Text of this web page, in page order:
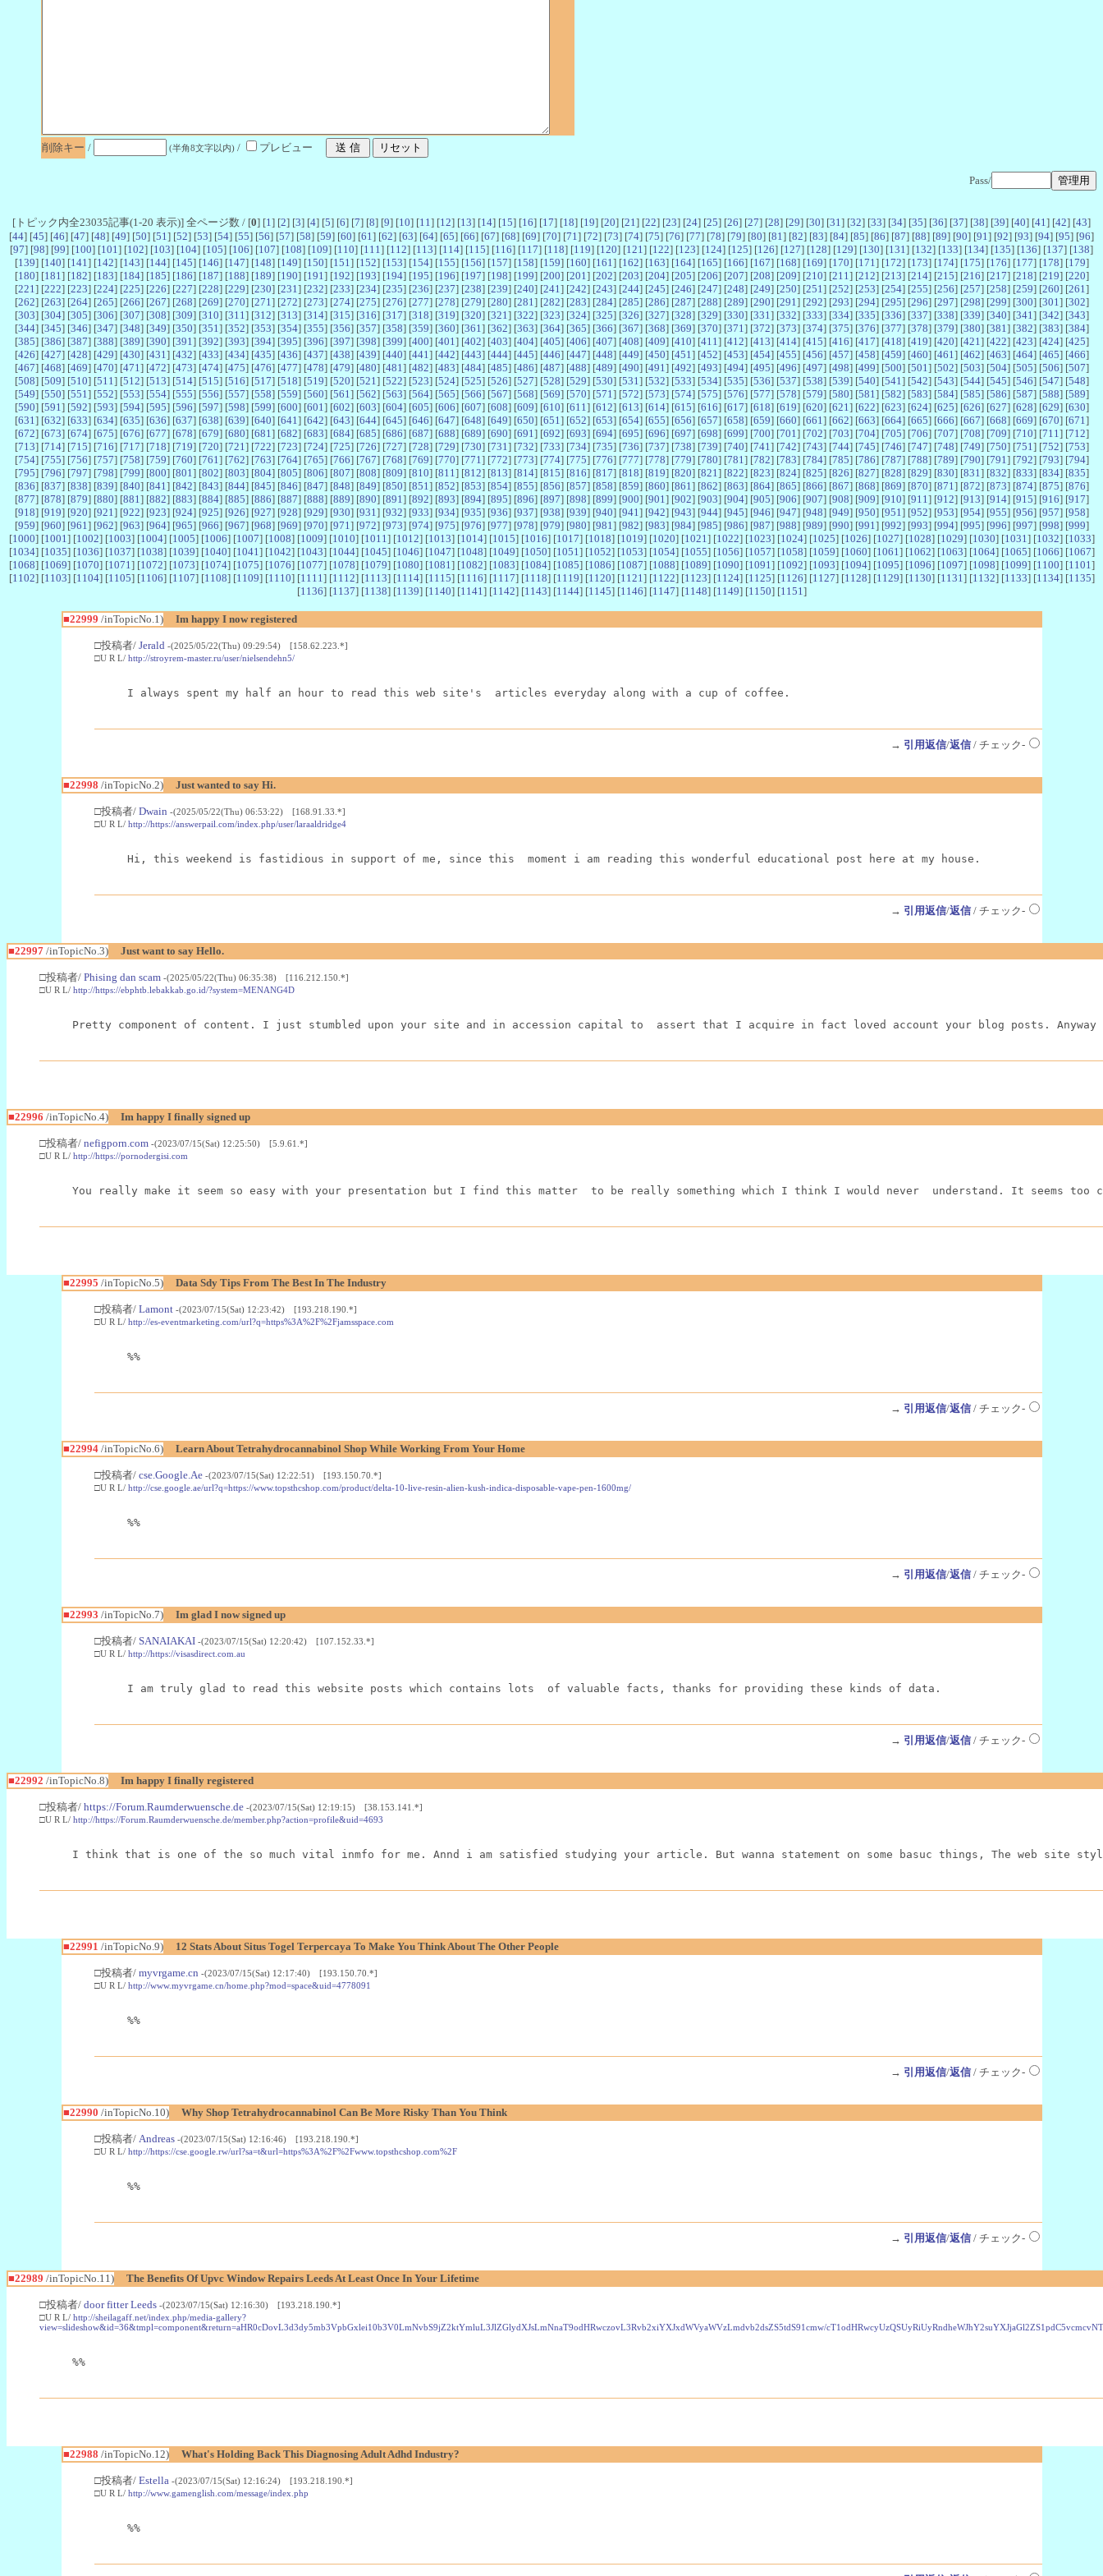
削除キー / (半角8文字以内) / プレビュー
Pass/
[トピック内全23035記事(1-20 表示)] 全ページ数 / [0] [1 ] [2] [3] [4] [5] [6] [7] [8] [9] [10] [11 ] [12] [13] [14] [15] [16] [17] [18] [19] [20] [21 ] [22] [23] [24] [25] [26] [27] [28] [29] [30] [31 ] [32] [33] [34] [35] [36] [37] [38] [39] [40] [41 ] [42] [43]
[44] [45] [46] [47] [48] [49] [50] [51 ] [52] [53] [54] [55] [56] [57] [58] [59] [60] [61 ] [62] [63] [64] [65] [66] [67] [68] [69] [70] [71 ] [72] [73] [74] [75] [76] [77] [78] [79] [80] [81 ] [82] [83] [84] [85] [86] [87] [88] [89] [90] [91 ] [92] [93] [94] [95] [96]
[97] [98] [99] [100] [101 ] [102] [103] [104] [105] [106] [107] [108] [109] [110] [111 ] [112] [113] [114] [115] [116] [117] [118] [119] [120] [121 ] [122] [123] [124] [125] [126] [127] [128] [129] [130] [131 ] [132] [133] [134] [135] [136] [137] [138]
[139] [140] [141 ] [142] [143] [144] [145] [146] [147] [148] [149] [150] [151 ] [152] [153] [154] [155] [156] [157] [158] [159] [160] [161 ] [162] [163] [164] [165] [166] [167] [168] [169] [170] [171 ] [172] [173] [174] [175] [176] [177] [178] [179]
[180] [181 ] [182] [183] [184] [185] [186] [187] [188] [189] [190] [191 ] [192] [193] [194] [195] [196] [197] [198] [199] [200] [201 ] [202] [203] [204] [205] [206] [207] [208] [209] [210] [211 ] [212] [213] [214] [215] [216] [217] [218] [219] [220]
[221 ] [222] [223] [224] [225] [226] [227] [228] [229] [230] [231 ] [232] [233] [234] [235] [236] [237] [238] [239] [240] [241 ] [242] [243] [244] [245] [246] [247] [248] [249] [250] [251 ] [252] [253] [254] [255] [256] [257] [258] [259] [260] [261 ]
[262] [263] [264] [265] [266] [267] [268] [269] [270] [271 ] [272] [273] [274] [275] [276] [277] [278] [279] [280] [281 ] [282] [283] [284] [285] [286] [287] [288] [289] [290] [291 ] [292] [293] [294] [295] [296] [297] [298] [299] [300] [301 ] [302]
[303] [304] [305] [306] [307] [308] [309] [310] [311 ] [312] [313] [314] [315] [316] [317] [318] [319] [320] [321 ] [322] [323] [324] [325] [326] [327] [328] [329] [330] [331 ] [332] [333] [334] [335] [336] [337] [338] [339] [340] [341 ] [342] [343]
[344] [345] [346] [347] [348] [349] [350] [351 ] [352] [353] [354] [355] [356] [357] [358] [359] [360] [361 ] [362] [363] [364] [365] [366] [367] [368] [369] [370] [371 ] [372] [373] [374] [375] [376] [377] [378] [379] [380] [381 ] [382] [383] [384]
[385] [386] [387] [388] [389] [390] [391 ] [392] [393] [394] [395] [396] [397] [398] [399] [400] [401 ] [402] [403] [404] [405] [406] [407] [408] [409] [410] [411 ] [412] [413] [414] [415] [416] [417] [418] [419] [420] [421 ] [422] [423] [424] [425]
[426] [427] [428] [429] [430] [431 ] [432] [433] [434] [435] [436] [437] [438] [439] [440] [441 ] [442] [443] [444] [445] [446] [447] [448] [449] [450] [451 ] [452] [453] [454] [455] [456] [457] [458] [459] [460] [461 ] [462] [463] [464] [465] [466]
[467] [468] [469] [470] [471 ] [472] [473] [474] [475] [476] [477] [478] [479] [480] [481 ] [482] [483] [484] [485] [486] [487] [488] [489] [490] [491 ] [492] [493] [494] [495] [496] [497] [498] [499] [500] [501 ] [502] [503] [504] [505] [506] [507]
[508] [509] [510] [511 ] [512] [513] [514] [515] [516] [517] [518] [519] [520] [521 ] [522] [523] [524] [525] [526] [527] [528] [529] [530] [531 ] [532] [533] [534] [535] [536] [537] [538] [539] [540] [541 ] [542] [543] [544] [545] [546] [547] [548]
[549] [550] [551 ] [552] [553] [554] [555] [556] [557] [558] [559] [560] [561 ] [562] [563] [564] [565] [566] [567] [568] [569] [570] [571 ] [572] [573] [574] [575] [576] [577] [578] [579] [580] [581 ] [582] [583] [584] [585] [586] [587] [588] [589]
[590] [591 ] [592] [593] [594] [595] [596] [597] [598] [599] [600] [601 ] [602] [603] [604] [605] [606] [607] [608] [609] [610] [611 ] [612] [613] [614] [615] [616] [617] [618] [619] [620] [621 ] [622] [623] [624] [625] [626] [627] [628] [629] [630]
[631 ] [632] [633] [634] [635] [636] [637] [638] [639] [640] [641 ] [642] [643] [644] [645] [646] [647] [648] [649] [650] [651 ] [652] [653] [654] [655] [656] [657] [658] [659] [660] [661 ] [662] [663] [664] [665] [666] [667] [668] [669] [670] [671 ]
[672] [673] [674] [675] [676] [677] [678] [679] [680] [681 ] [682] [683] [684] [685] [686] [687] [688] [689] [690] [691 ] [692] [693] [694] [695] [696] [697] [698] [699] [700] [701 ] [702] [703] [704] [705] [706] [707] [708] [709] [710] [711 ] [712]
[713] [714] [715] [716] [717] [718] [719] [720] [721 ] [722] [723] [724] [725] [726] [727] [728] [729] [730] [731 ] [732] [733] [734] [735] [736] [737] [738] [739] [740] [741 ] [742] [743] [744] [745] [746] [747] [748] [749] [750] [751 ] [752] [753]
[754] [755] [756] [757] [758] [759] [760] [761 ] [762] [763] [764] [765] [766] [767] [768] [769] [770] [771 ] [772] [773] [774] [775] [776] [777] [778] [779] [780] [781 ] [782] [783] [784] [785] [786] [787] [788] [789] [790] [791 ] [792] [793] [794]
[795] [796] [797] [798] [799] [800] [801 ] [802] [803] [804] [805] [806] [807] [808] [809] [810] [811 ] [812] [813] [814] [815] [816] [817] [818] [819] [820] [821 ] [822] [823] [824] [825] [826] [827] [828] [829] [830] [831 ] [832] [833] [834] [835]
[836] [837] [838] [839] [840] [841 ] [842] [843] [844] [845] [846] [847] [848] [849] [850] [851 ] [852] [853] [854] [855] [856] [857] [858] [859] [860] [861 ] [862] [863] [864] [865] [866] [867] [868] [869] [870] [871 ] [872] [873] [874] [875] [876]
[877] [878] [879] [880] [881 ] [882] [883] [884] [885] [886] [887] [888] [889] [890] [891 ] [892] [893] [894] [895] [896] [897] [898] [899] [900] [901 ] [902] [903] [904] [905] [906] [907] [908] [909] [910] [911 ] [912] [913] [914] [915] [916] [917]
[918] [919] [920] [921 ] [922] [923] [924] [925] [926] [927] [928] [929] [930] [931 ] [932] [933] [934] [935] [936] [937] [938] [939] [940] [941 ] [942] [943] [944] [945] [946] [947] [948] [949] [950] [951 ] [952] [953] [954] [955] [956] [957] [958]
[959] [960] [961 ] [962] [963] [964] [965] [966] [967] [968] [969] [970] [971 ] [972] [973] [974] [975] [976] [977] [978] [979] [980] [981 ] [982] [983] [984] [985] [986] [987] [988] [989] [990] [991 ] [992] [993] [994] [995] [996] [997] [998] [999]
[1000] [1001 ] [1002] [1003] [1004] [1005] [1006] [1007] [1008] [1009] [1010] [1011 ] [1012] [1013] [1014] [1015] [1016] [1017] [1018] [1019] [1020] [1021 ] [1022] [1023] [1024] [1025] [1026] [1027] [1028] [1029] [1030] [1031 ] [1032] [1033]
[1034] [1035] [1036] [1037] [1038] [1039] [1040] [1041 ] [1042] [1043] [1044] [1045] [1046] [1047] [1048] [1049] [1050] [1051 ] [1052] [1053] [1054] [1055] [1056] [1057] [1058] [1059] [1060] [1061 ] [1062] [1063] [1064] [1065] [1066] [1067]
[1068] [1069] [1070] [1071 ] [1072] [1073] [1074] [1075] [1076] [1077] [1078] [1079] [1080] [1081 ] [1082] [1083] [1084] [1085] [1086] [1087] [1088] [1089] [1090] [1091 ] [1092] [1093] [1094] [1095] [1096] [1097] [1098] [1099] [1100] [1101 ]
[1102] [1103] [1104] [1105] [1106] [1107] [1108] [1109] [1110] [1111 ] [1112] [1113] [1114] [1115] [1116] [1117] [1118] [1119] [1120] [1121 ] [1122] [1123] [1124] [1125] [1126] [1127] [1128] [1129] [1130] [1131 ] [1132] [1133] [1134] [1135]
[1136] [1137] [1138] [1139] [1140] [1141 ] [1142] [1143] [1144] [1145] [1146] [1147] [1148] [1149] [1150] [1151 ]
■22999 /inTopicNo.1) Im happy I now registered
□投稿者/ Jerald -(2025/05/22(Thu) 09:29:54) [158.62.223.*]
□U R L/ http://stroyrem-master.ru/user/nielsendehn5/
I always spent my half an hour to read this web site's  articles everyday along with a cup of coffee.
→ 引用返信/返信/ チェック-
■22998 /inTopicNo.2) Just wanted to say Hi.
□投稿者/ Dwain -(2025/05/22(Thu) 06:53:22) [168.91.33.*]
□U R L/ http://https://answerpail.com/index.php/user/laraaldridge4
Hi, this weekend is fastidious in support of me, since this  moment i am reading this wonderful educational post here at my house.
→ 引用返信/返信/ チェック-
■22997 /inTopicNo.3) Just want to say Hello.
□投稿者/ Phising dan scam -(2025/05/22(Thu) 06:35:38) [116.212.150.*]
□U R L/ http://https://ebphtb.lebakkab.go.id/?system=MENANG4D
Pretty component of content. I just stumbled upon your site and in accession capital to  assert that I acquire in fact loved account your blog posts.
■22996 /inTopicNo.4) Im happy I finally signed up
□投稿者/ nefigporn.com -(2023/07/15(Sat) 12:25:50) [5.9.61.*]
□U R L/ http://https://pornodergisi.com
You really make it seem so easy with your presentation but I find this matter  to be really something which I think I would never  understand. It seems
■22995 /inTopicNo.5) Data Sdy Tips From The Best In The Industry
□投稿者/ Lamont -(2023/07/15(Sat) 12:23:42) [193.218.190.*]
□U R L/ http://es-eventmarketing.com/url?q=https%3A%2F%2Fjamsspace.com
%%
→ 引用返信/返信/ チェック-
■22994/inTopicNo.6) Learn About Tetrahydrocannabinol Shop While Working From Your Home
□投稿者/ cse.Google.Ae -(2023/07/15(Sat) 12:22:51) [193.150.70.*]
□U R L/ http://cse.google.ae/url?q=https://www.topsthcshop.com/product/delta-10-live-resin-alien-kush-indica-disposable-vape-pen-1600mg/
%%
→ 引用返信/返信/ チェック-
■22993 /inTopicNo.7) Im glad I now signed up
□投稿者/ SANAIAKAI -(2023/07/15(Sat) 12:20:42) [107.152.33.*]
□U R L/ http://https://visasdirect.com.au
I am truly glad to read this website posts which contains lots  of valuable facts, thanks for providing these kinds of data.
→ 引用返信/返信/ チェック-
■22992 /inTopicNo.8) Im happy I finally registered
□投稿者/ https://Forum.Raumderwuensche.de -(2023/07/15(Sat) 12:19:15) [38.153.141.*]
□U R L/ http://https://Forum.Raumderwuensche.de/member.php?action=profile&uid=4693
I think that is one of the so much vital inmfo for me. Annd i am satisfied studying your article. But wanna statement on some basuc things, The web
■22991 /inTopicNo.9) 12 Stats About Situs Togel Terpercaya To Make You Think About The Other People
□投稿者/ myvrgame.cn -(2023/07/15(Sat) 12:17:40) [193.150.70.*]
□U R L/ http://www.myvrgame.cn/home.php?mod=space&uid=4778091
%%
→ 引用返信/返信/ チェック-
■22990 /inTopicNo.10) Why Shop Tetrahydrocannabinol Can Be More Risky Than You Think
□投稿者/ Andreas -(2023/07/15(Sat) 12:16:46) [193.218.190.*]
□U R L/ http://https://cse.google.rw/url?sa=t&url=https%3A%2F%2Fwww.topsthcshop.com%2F
%%
→ 引用返信/返信/ チェック-
■22989 /inTopicNo.11) The Benefits Of Upvc Window Repairs Leeds At Least Once In Your Lifetime
□投稿者/ door fitter Leeds -(2023/07/15(Sat) 12:16:30) [193.218.190.*]
□U R L/ http://sheilagaff.net/index.php/media-gallery?
view=slideshow&id=36&tmpl=component&return=aHR0cDovL3d3dy5mb3VpbGxlei10b3V0LmNvbS9jZ2ktYmluL3JlZGlydXJsLmNnaT9odHRwczovL3Rvb2xiYXJxdWVyaWVzLmdvb2dsZS5tdS91cmw/
%%
■22988 /inTopicNo.12) What's Holding Back This Diagnosing Adult Adhd Industry?
□投稿者/ Estella -(2023/07/15(Sat) 12:16:24) [193.218.190.*]
□U R L/ http://www.gamenglish.com/message/index.php
%%